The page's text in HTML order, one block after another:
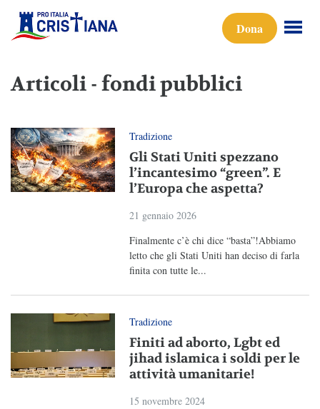
Dona
Articoli - fondi pubblici
Tradizione
Gli Stati Uniti spezzano
l’incantesimo “green”. E
l’Europa che aspetta?
21 gennaio 2026
Finalmente c’è chi dice “basta”!Abbiamo
letto che gli Stati Uniti han deciso di farla
finita con tutte le...
Tradizione
Finiti ad aborto, Lgbt ed
jihad islamica i soldi per le
attività umanitarie!
15 novembre 2024